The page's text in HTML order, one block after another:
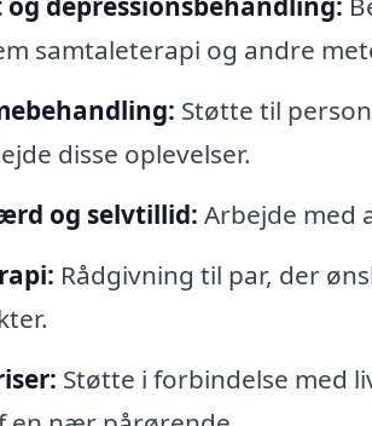
samtaleterapi og andre
Støtte til
disse oplevelser.
og selvtillid: Arbejde med
Rådgivning til par, der
Støtte i forbindelse med